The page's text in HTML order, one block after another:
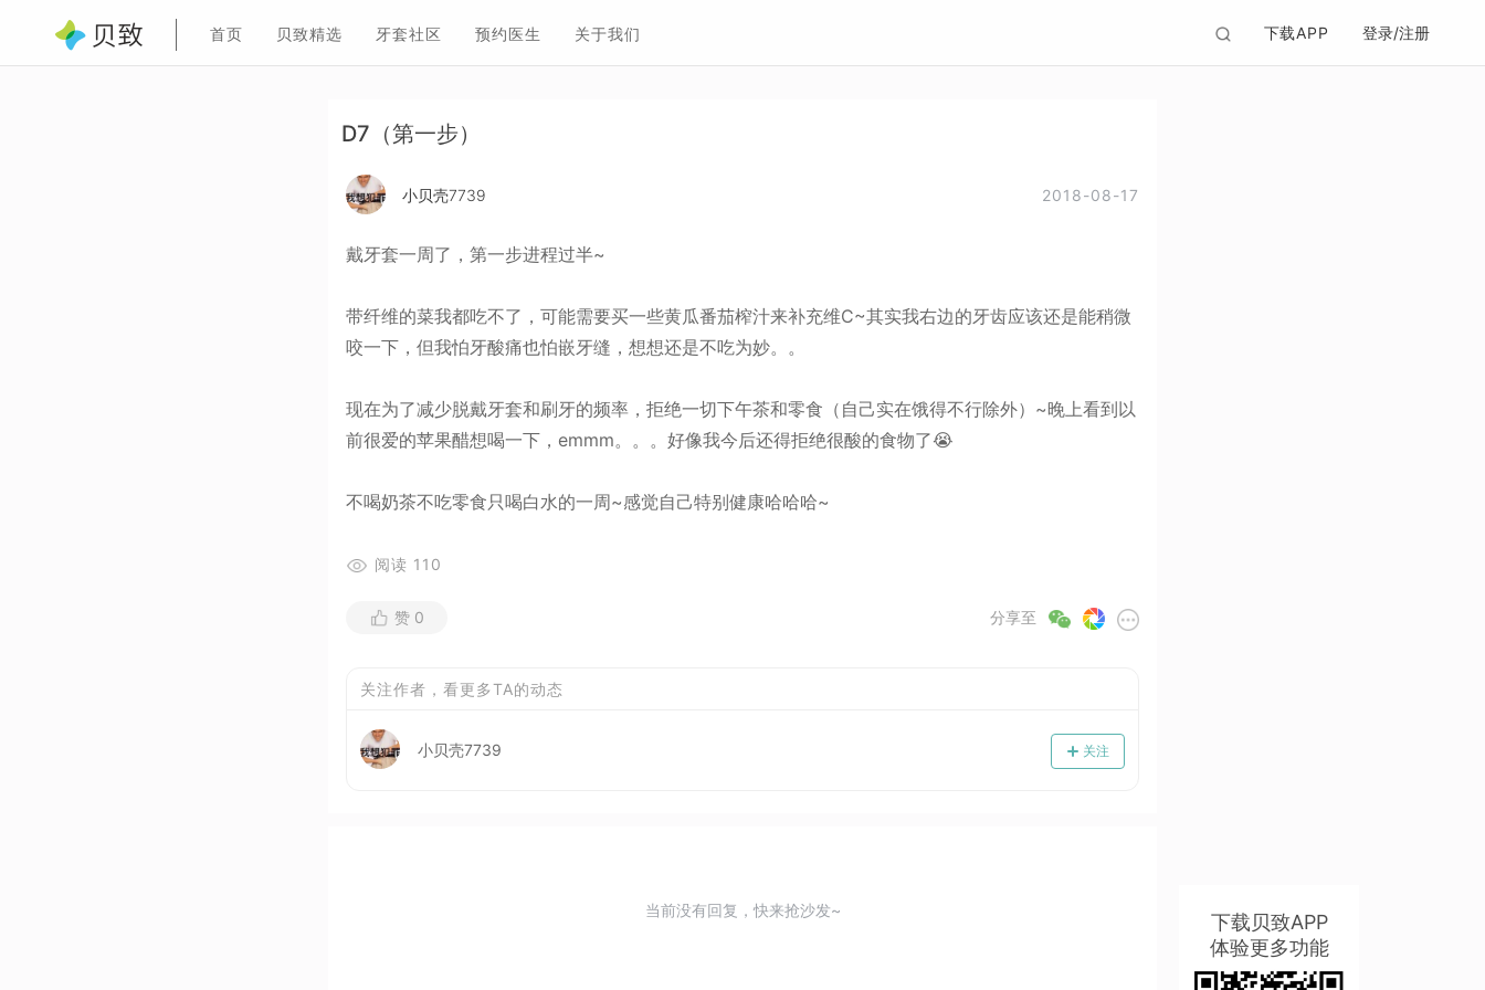
首页 贝致精选 牙套社区 预约医生 关于我们 下载APP 登录/注册
D7（第一步）
小贝壳7739 2018-08-17
戴牙套一周了，第一步进程过半~
带纤维的菜我都吃不了，可能需要买一些黄瓜番茄榨汁来补充维C~其实我右边的牙齿应该还是能稍微
咬一下，但我怕牙酸痛也怕嵌牙缝，想想还是不吃为妙。。
现在为了减少脱戴牙套和刷牙的频率，拒绝一切下午茶和零食（自己实在饿得不行除外）~晚上看到以
前很爱的苹果醋想喝一下，emmm。。。好像我今后还得拒绝很酸的食物了😭
不喝奶茶不吃零食只喝白水的一周~感觉自己特别健康哈哈哈~
阅读 110
分享至
赞 0
关注作者，看更多TA的动态
关注
小贝壳7739
当前没有回复，快来抢沙发~
下载贝致APP
体验更多功能